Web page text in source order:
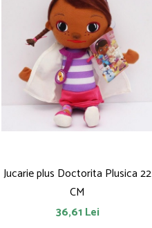
Jucarie plus Doctorita Plusica 22
CM
36,61 Lei